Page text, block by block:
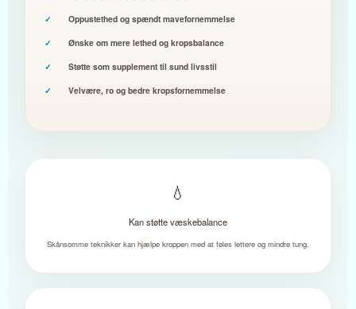
Oppustethed og spændt mavefornemmelse
Ønske om mere lethed og kropsbalance
Støtte som supplement til sund livsstil
Velvære, ro og bedre kropsfornemmelse
💧
Kan støtte væskebalance
Skånsomme teknikker kan hjælpe kroppen med at føles lettere og mindre tung.